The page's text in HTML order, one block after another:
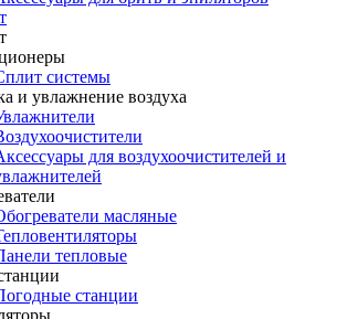
системы
и увлажнение воздуха
для воздухоочистителей и
масляные
тепловые
станции